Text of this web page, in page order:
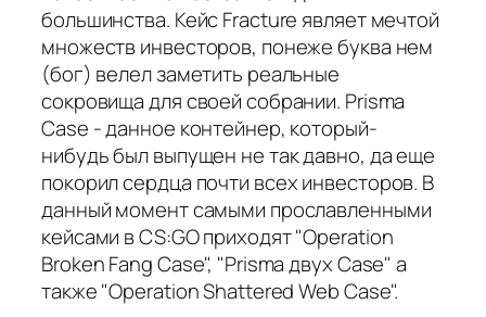
большинства. Кейс Fracture являет мечтой
множеств инвесторов, понеже буква нем
(бог) велел заметить реальные
сокровища для своей собрании. Prisma
Case - данное контейнер, который-
нибудь был выпущен не так давно, да еще
покорил сердца почти всех инвесторов. В
данный момент самыми прославленными
кейсами в CS:GO приходят "Operation
Broken Fang Case", "Prisma двух Case" а
также "Operation Shattered Web Case".